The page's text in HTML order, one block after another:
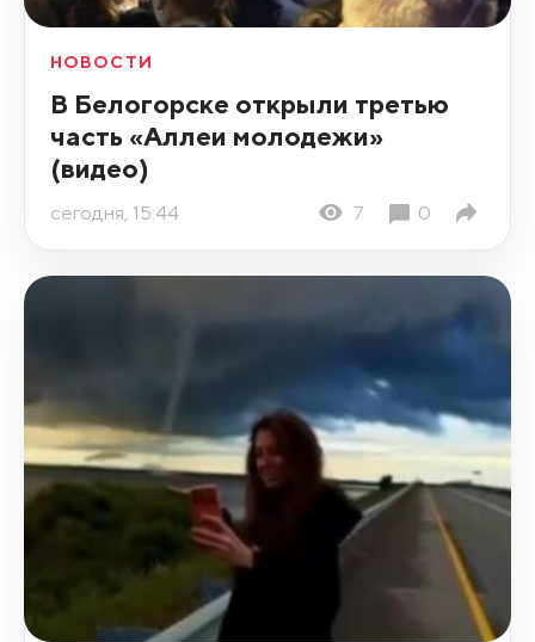
НОВОСТИ
В Белогорске открыли третью
часть «Аллеи молодежи»
(видео)
сегодня, 15:44 7 0